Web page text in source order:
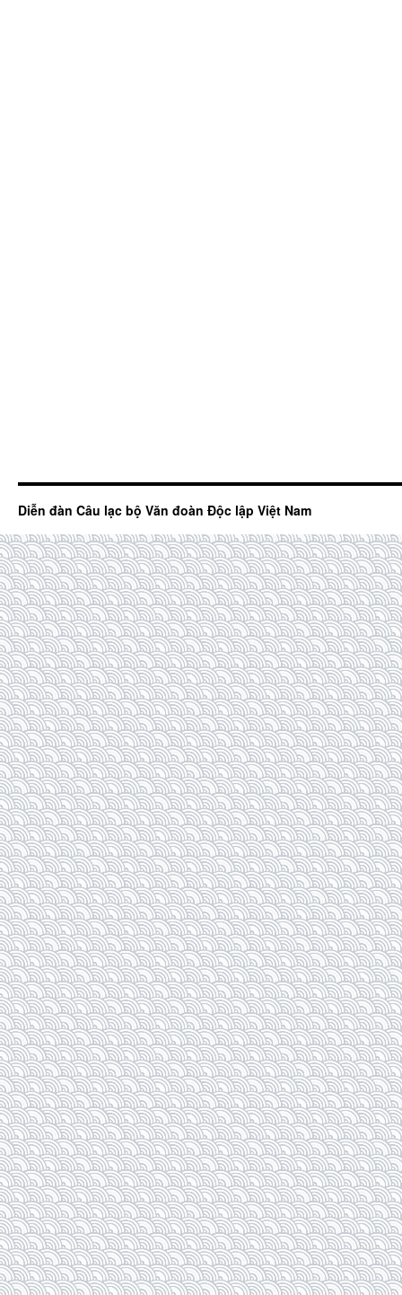
Diễn đàn Câu lạc bộ Văn đoàn Độc lập Việt Nam